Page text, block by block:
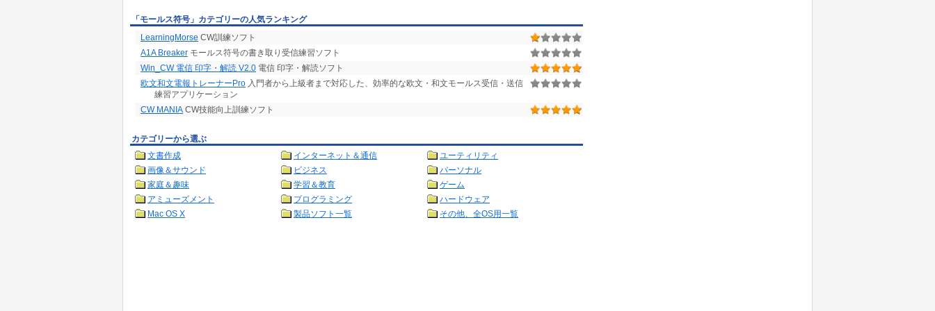
「モールス符号」カテゴリーの人気ランキング
LearningMorse CW訓練ソフト
A1A Breaker モールス符号の書き取り受信練習ソフト
Win_CW 電信 印字・解読 V2.0 電信 印字・解読ソフト
欧文和文電報トレーナーPro 入門者から上級者まで対応した、効率的な欧文・和文モールス受信・送信
練習アプリケーション
CW MANIA CW技能向上訓練ソフト
カテゴリーから選ぶ
文書作成
インターネット＆通信
ユーティリティ
画像＆サウンド
ビジネス
パーソナル
家庭＆趣味
学習＆教育
ゲーム
アミューズメント
プログラミング
ハードウェア
Mac OS X
製品ソフト一覧 その他、全OS用一覧